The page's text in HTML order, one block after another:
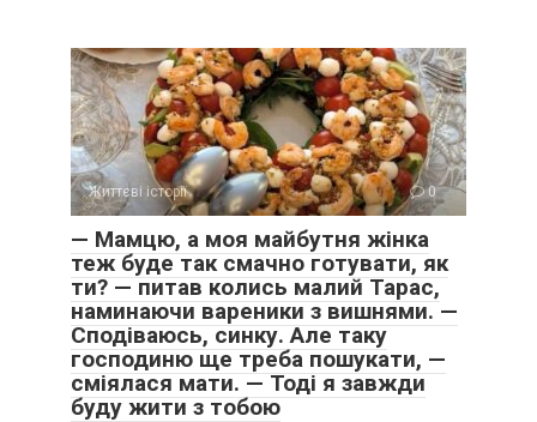
Життєві історії 0
— Мамцю, а моя майбутня жінка
теж буде так смачно готувати, як
ти? — питав колись малий Тарас,
наминаючи вареники з вишнями. —
Сподіваюсь, синку. Але таку
господиню ще треба пошукати, —
сміялася мати. — Тоді я завжди
буду жити з тобою